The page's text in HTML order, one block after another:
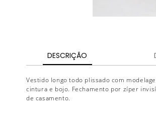
DESCRIÇÃO
Vestido longo todo plissado com
cintura e bojo. Fechamento por zíper
de casamento.